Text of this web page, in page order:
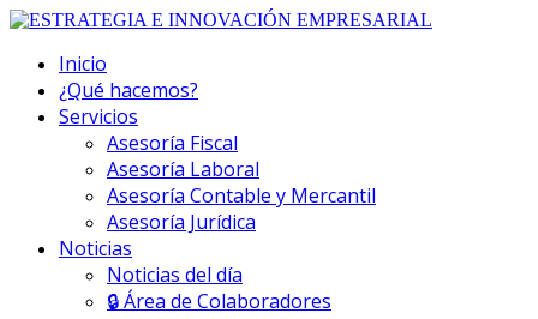
Inicio
¿Qué hacemos?
Servicios
Asesoría Fiscal
Asesoría Laboral
Asesoría Contable y Mercantil
Asesoría Jurídica
Noticias
Noticias del día
🔒 Área de Colaboradores